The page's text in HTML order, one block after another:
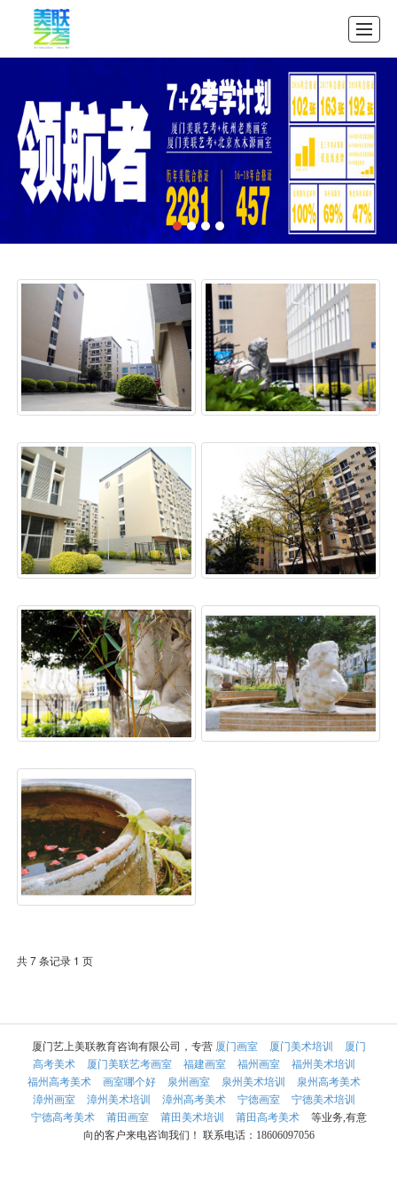
图库展示 联系我们
共 7 条记录 1 页
厦门艺上美联教育咨询有限公司，专营 厦门画室 厦门美术培训
厦门
高考美术
厦门美联艺考画室 福建画室 福州画室
福州美术培训
福州高考美术
画室哪个好 泉州画室 泉州美术培训
泉州高考美术
漳州画室
漳州美术培训 漳州高考美术 宁德画室
宁德美术培训
宁德高考美术
莆田画室 莆田美术培训 莆田高考美术
等业务,有意
向的客户来电咨询我们！ 联系电话：18606097056